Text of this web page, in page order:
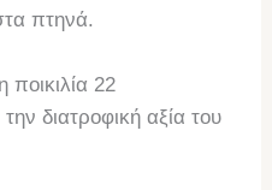
πτηνά.
22
διατροφική αξία του